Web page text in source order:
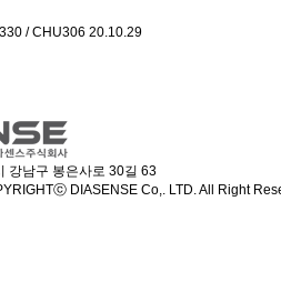
/ CHU306 20.10.29
강남구 봉은사로 30길 63
DIASENSE Co,. LTD. All Right